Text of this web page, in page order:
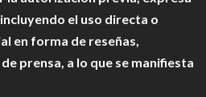
el uso directa o
en forma de reseñas,
prensa, a lo que se manifiesta